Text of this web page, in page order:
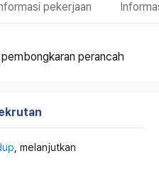
pekerjaan
perancah
, melanjutkan